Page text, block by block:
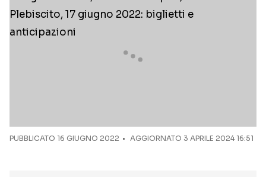
PUBBLICATO 16 GIUGNO 2022 AGGIORNATO 3 APRILE 2024 16:51